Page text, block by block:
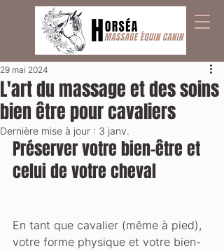
L'art du massage et des soins
bien être pour cavaliers
29 mai 2024
Dernière mise à jour : 3 janv.
Préserver votre bien-être et
celui de votre cheval
En tant que cavalier (même à pied),
votre forme physique et votre bien-